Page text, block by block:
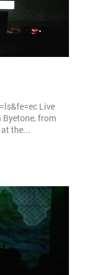
Live
Byetone, from
the...